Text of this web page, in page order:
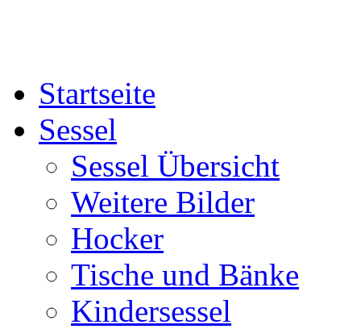
Startseite
Sessel
Sessel Übersicht
Weitere Bilder
Hocker
Tische und Bänke
Kindersessel